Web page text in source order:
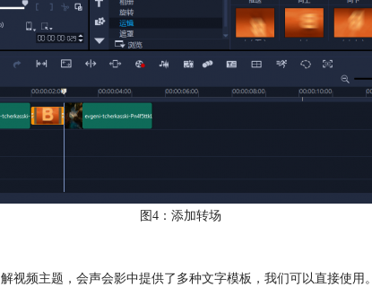
图4：添加转场
视频主题，会声会影中提供了多种文字模板，我们可以直接使用。